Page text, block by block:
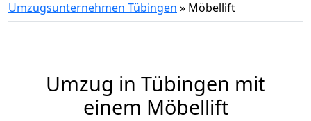
Umzugsunternehmen Tübingen » Möbellift
Umzug in Tübingen mit
einem Möbellift